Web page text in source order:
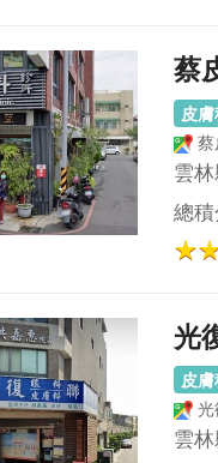
蔡
皮
蔡
雲
總
光
皮
光
雲